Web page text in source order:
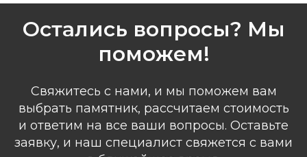
Остались вопросы? Мы
поможем!
Свяжитесь с нами, и мы поможем вам
выбрать памятник, рассчитаем стоимость
и ответим на все ваши вопросы. Оставьте
заявку, и наш специалист свяжется с вами